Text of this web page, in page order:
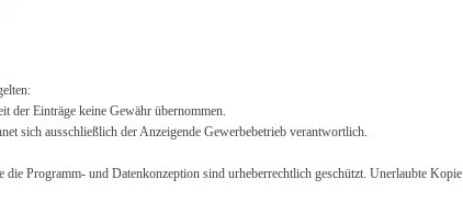
der Einträge keine Gewähr übernommen.
sich ausschließlich der Anzeigende Gewerbebetrieb verantwortlich.
Programm- und Datenkonzeption sind urheberrechtlich geschützt. Unerlaubte Kopie